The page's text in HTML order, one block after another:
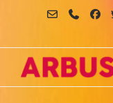
contenido